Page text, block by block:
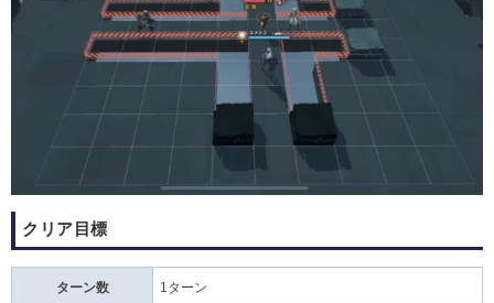
クリア目標
ターン数 1ターン